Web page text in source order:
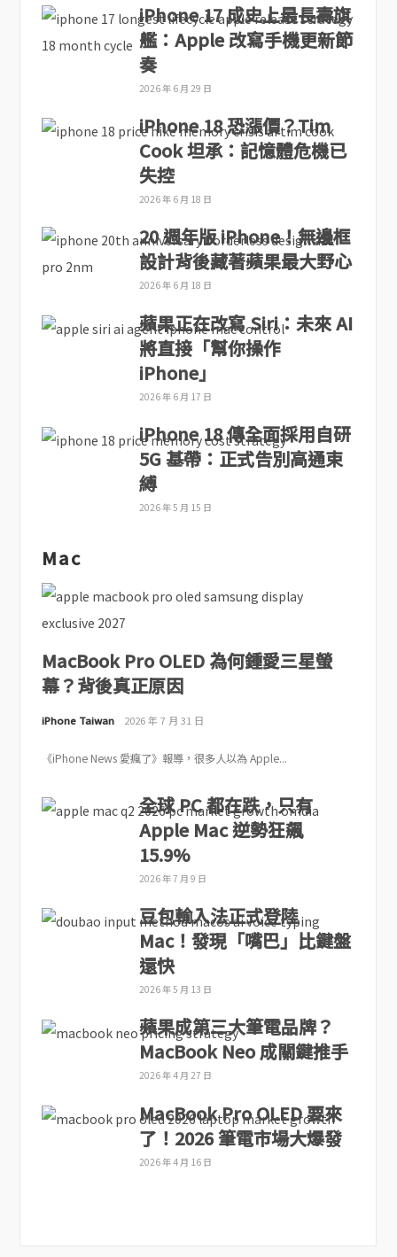
iPhone 17 成史上最長壽旗
艦：Apple 改寫手機更新節
奏
2026 年 6 月 29 日
iPhone 18 恐漲價？Tim
Cook 坦承：記憶體危機已
失控
2026 年 6 月 18 日
20 週年版 iPhone！無邊框
設計背後藏著蘋果最大野心
2026 年 6 月 18 日
蘋果正在改寫 Siri：未來 AI
將直接「幫你操作
iPhone」
2026 年 6 月 17 日
iPhone 18 傳全面採用自研
5G 基帶：正式告別高通束
縛
2026 年 5 月 15 日
Mac
MacBook Pro OLED 為何鍾愛三星螢
幕？背後真正原因
iPhone Taiwan 2026 年 7 月 31 日
《iPhone News 愛瘋了》報導，很多人以為 Apple...
全球 PC 都在跌，只有
Apple Mac 逆勢狂飆
15.9%
2026 年 7 月 9 日
豆包輸入法正式登陸
Mac！發現「嘴巴」比鍵盤
還快
2026 年 5 月 13 日
蘋果成第三大筆電品牌？
MacBook Neo 成關鍵推手
2026 年 4 月 27 日
MacBook Pro OLED 要來
了！2026 筆電市場大爆發
2026 年 4 月 16 日